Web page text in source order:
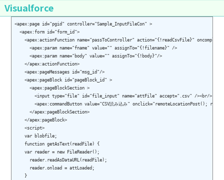
Visualforce
<apex:page id="pgid" controller="Sample_InputFileCon" >
  <apex:form id="form_id">
<apex:actionFunction name="passToController" action="{!readCsvFile}"
      <apex:param name="fname" value="" assignTo="{!filename}" />
      <apex:param name="body" value="" assignTo="{!body}"/>
    </apex:actionFunction>
    <apex:pageMessages id="msg_id"/>
    <apex:pageBlock id="pageBlock_id" >
      <apex:pageBlockSection >
        <input type="file" id="file_input" name="attFile" accept=".csv" /><br/>
<apex:commandButton value="CSV読み込み" onclick="remoteLocationPost();
      </apex:pageBlockSection>
    </apex:pageBlock>
    <script>
    var blobfile;
    function getAsText(readFile) {
    var reader = new FileReader();
      reader.readAsDataURL(readFile);
      reader.onload = attLoaded;
    }